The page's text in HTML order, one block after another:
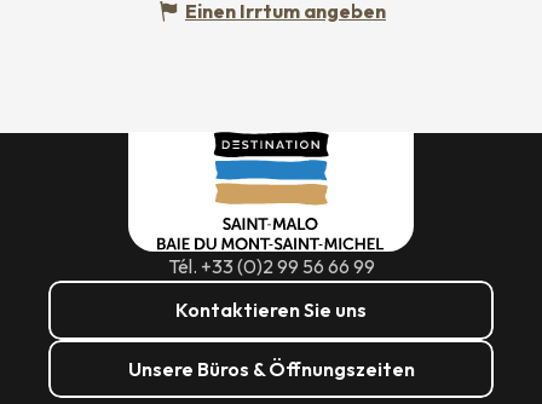
Einen Irrtum angeben
Tél. +33 (0)2 99 56 66 99
Kontaktieren Sie uns
Unsere Büros & Öffnungszeiten